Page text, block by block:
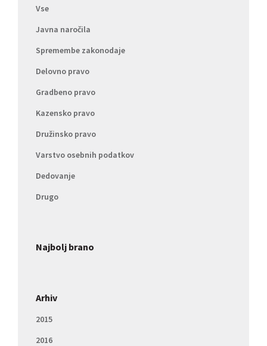
Vse
Javna naročila
Spremembe zakonodaje
Delovno pravo
Gradbeno pravo
Kazensko pravo
Družinsko pravo
Varstvo osebnih podatkov
Dedovanje
Drugo
Najbolj brano
Arhiv
2015
2016